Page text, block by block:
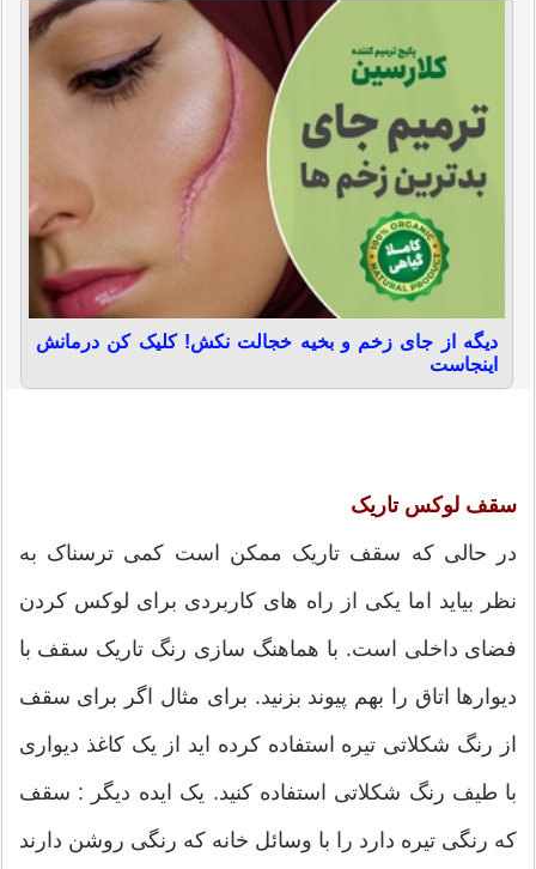
دیگه از جای زخم و بخیه خجالت نکش! کلیک کن درمانش
اینجاست
سقف لوکس تاریک
در حالی که سقف تاریک ممکن است کمی ترسناک به
نظر بیاید اما یکی از راه های کاربردی برای لوکس کردن
فضای داخلی است. با هماهنگ سازی رنگ تاریک سقف با
دیوارها اتاق را بهم پیوند بزنید. برای مثال اگر برای سقف
از رنگ شکلاتی تیره استفاده کرده اید از یک کاغذ دیواری
با طیف رنگ شکلاتی استفاده کنید. یک ایده دیگر : سقف
که رنگی تیره دارد را با وسائل خانه که رنگی روشن دارند